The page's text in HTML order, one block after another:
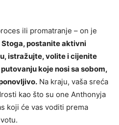
ili promatranje – on je
Stoga, postanite aktivni
istražujte, volite i cijenite
koje nosi sa sobom,
Na kraju, vaša sreća
kao što su one Anthonyja
koji će vas voditi prema